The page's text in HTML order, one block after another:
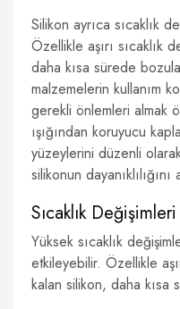
Silikon ayrıca sıcaklık
Özellikle aşırı sıcaklık
daha kısa sürede
malzemelerin kullanım
gerekli önlemleri almak
ışığından koruyucu
yüzeylerini düzenli
silikonun dayanıklılığını
Sıcaklık Değişimleri
Yüksek sıcaklık
etkileyebilir. Özellikle
kalan silikon, daha kısa